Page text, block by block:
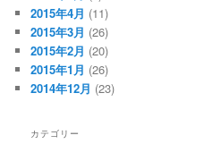
2015年4月 (11)
2015年3月 (26)
2015年2月 (20)
2015年1月 (26)
2014年12月 (23)
カテゴリー